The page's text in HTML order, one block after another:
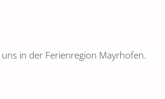
in der Ferienregion Mayrhofen.